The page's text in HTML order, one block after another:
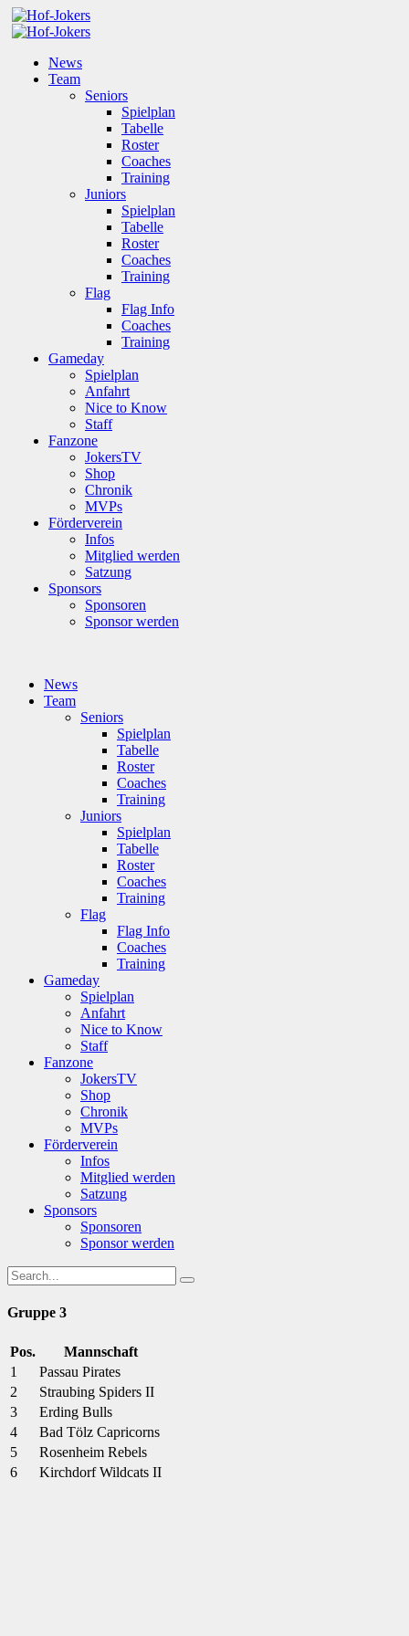
News
Team
Seniors
Spielplan
Tabelle
Roster
Coaches
Training
Juniors
Spielplan
Tabelle
Roster
Coaches
Training
Flag
Flag Info
Coaches
Training
Gameday
Spielplan
Anfahrt
Nice to Know
Staff
Fanzone
JokersTV
Shop
Chronik
MVPs
Förderverein
Infos
Mitglied werden
Satzung
Sponsors
Sponsoren
Sponsor werden
News
Team
Seniors
Spielplan
Tabelle
Roster
Coaches
Training
Juniors
Spielplan
Tabelle
Roster
Coaches
Training
Flag
Flag Info
Coaches
Training
Gameday
Spielplan
Anfahrt
Nice to Know
Staff
Fanzone
JokersTV
Shop
Chronik
MVPs
Förderverein
Infos
Mitglied werden
Satzung
Sponsors
Sponsoren
Sponsor werden
Gruppe 3
Pos.
Mannschaft
1
Passau Pirates
2
Straubing Spiders II
3
Erding Bulls
4
Bad Tölz Capricorns
5
Rosenheim Rebels
6
Kirchdorf Wildcats II